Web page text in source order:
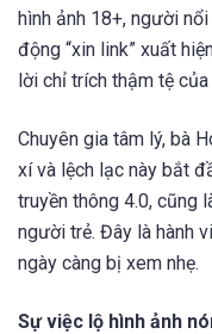
hình ảnh 18+, người
động “xin link” xuất
lời chỉ trích thậm tệ
Chuyên gia tâm lý, bà
xí và lệch lạc này bắt
truyền thông 4.0, cũng
người trẻ. Đây là hành
ngày càng bị xem nhẹ.
Sự việc lộ hình ảnh